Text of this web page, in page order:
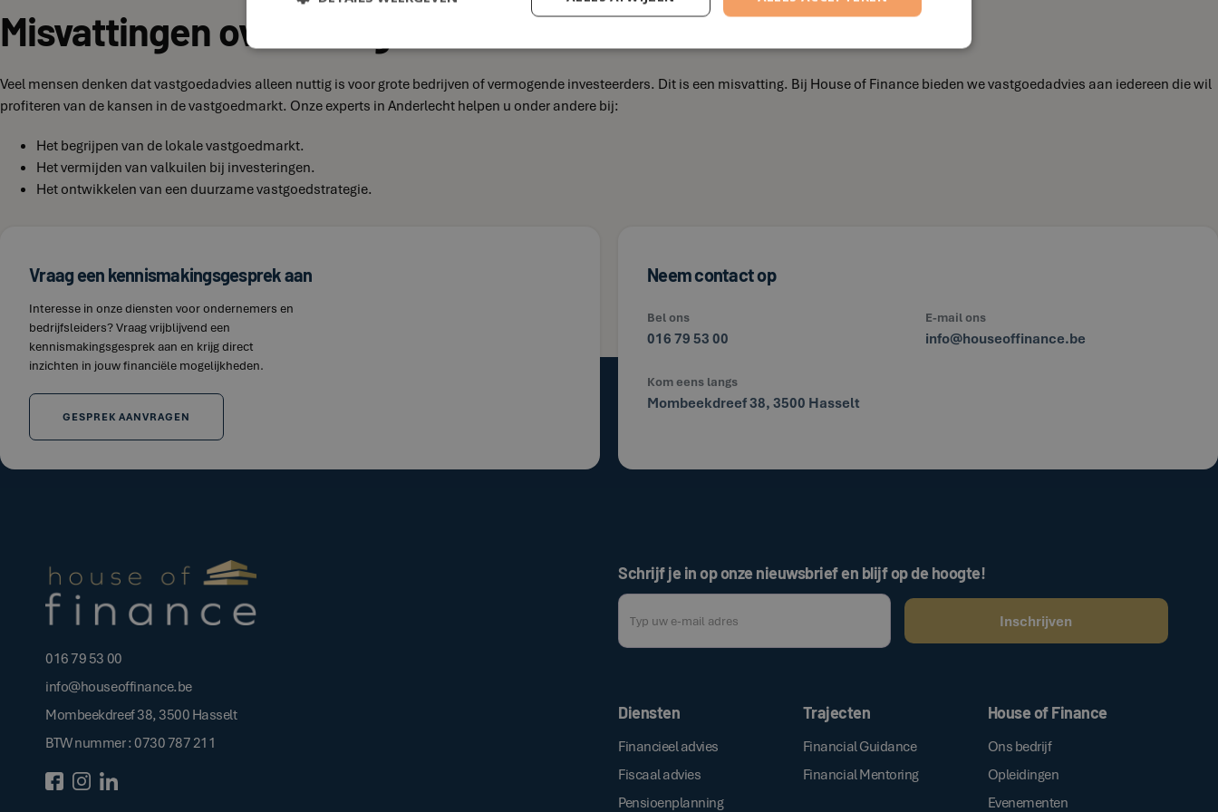
Misvattingen over vastgoedadvies
Veel mensen denken dat vastgoedadvies alleen nuttig is voor grote bedrijven of vermogende investeerders. Dit is een misvatting. Bij House of Finance bieden we vastgoedadvies aan iedereen die wil
profiteren van de kansen in de vastgoedmarkt. Onze experts in Anderlecht helpen u onder andere bij:
Het begrijpen van de lokale vastgoedmarkt.
Het vermijden van valkuilen bij investeringen.
Het ontwikkelen van een duurzame vastgoedstrategie.
Vraag een kennismakingsgesprek aan
Interesse in onze diensten voor ondernemers en
bedrijfsleiders? Vraag vrijblijvend een
kennismakingsgesprek aan en krijg direct
inzichten in jouw financiële mogelijkheden.
GESPREK AANVRAGEN
Neem contact op
Bel ons
016 79 53 00
E-mail ons
info@houseoffinance.be
Kom eens langs
Mombeekdreef 38, 3500 Hasselt
016 79 53 00
info@houseoffinance.be
Mombeekdreef 38, 3500 Hasselt
BTW nummer : 0730 787 211
Schrijf je in op onze nieuwsbrief en blijf op de hoogte!
Diensten
Financieel advies
Fiscaal advies
Pensioenplanning
Trajecten
Financial Guidance
Financial Mentoring
House of Finance
Ons bedrijf
Opleidingen
Evenementen